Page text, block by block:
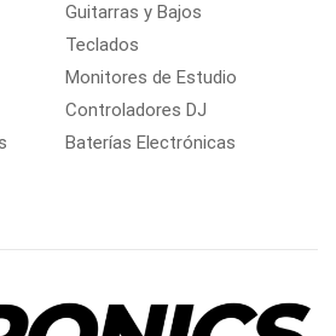
Guitarras y Bajos
Teclados
Monitores de Estudio
Controladores DJ
Baterías Electrónicas